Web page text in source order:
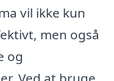
vil ikke kun
men også
og